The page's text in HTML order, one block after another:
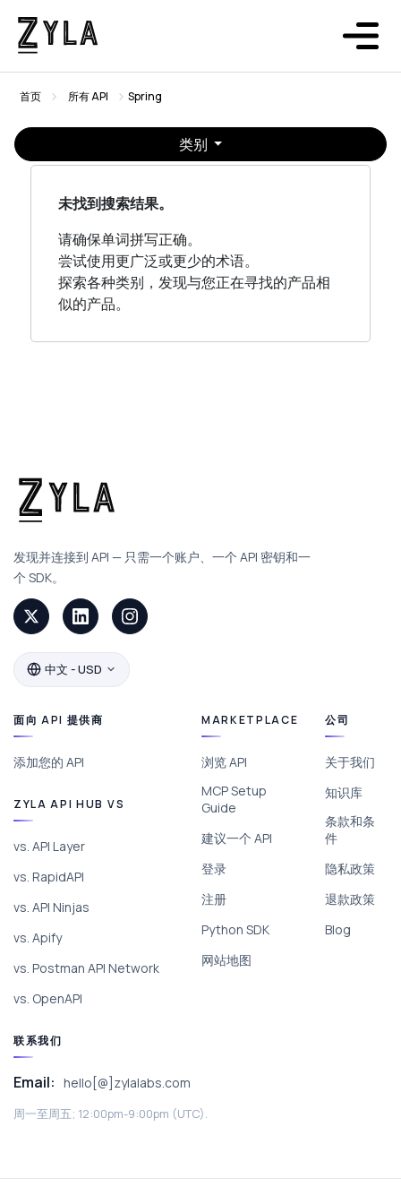
首页 所有 API Spring
类别
未找到搜索结果。
请确保单词拼写正确。
尝试使用更广泛或更少的术语。
探索各种类别，发现与您正在寻找的产品相
似的产品。
发现并连接到 API — 只需一个账户、一个 API 密钥和一
个 SDK。
中文 - USD
面向 API 提供商
添加您的 API
ZYLA API HUB VS
vs. API Layer
vs. RapidAPI
vs. API Ninjas
vs. Apify
vs. Postman API Network
vs. OpenAPI
MARKETPLACE
浏览 API
MCP Setup
Guide
建议一个 API
登录
注册
Python SDK
网站地图
公司
关于我们
知识库
条款和条
件
隐私政策
退款政策
Blog
联系我们
Email: hello[@]zylalabs.com
周一至周五; 12:00pm-9:00pm (UTC).